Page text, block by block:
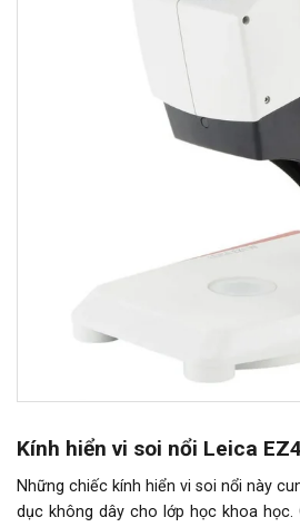
Kính hiển vi soi nổi Leica
Những chiếc kính hiển vi soi nổi này
dục không dây cho lớp học khoa học.